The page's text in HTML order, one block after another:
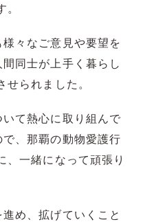
々なご意見や要望を
同士が上手く暮らし
られました。
て熱心に取り組んで
、那覇の動物愛護行
、一緒になって頑張り
め、拡げていくこと